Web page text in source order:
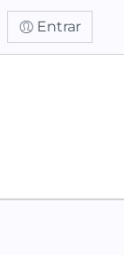
Entrar